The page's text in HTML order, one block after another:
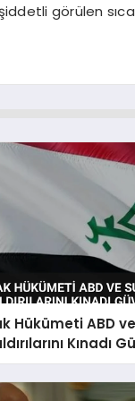
görülen
Hükümeti ABD
Kınadı